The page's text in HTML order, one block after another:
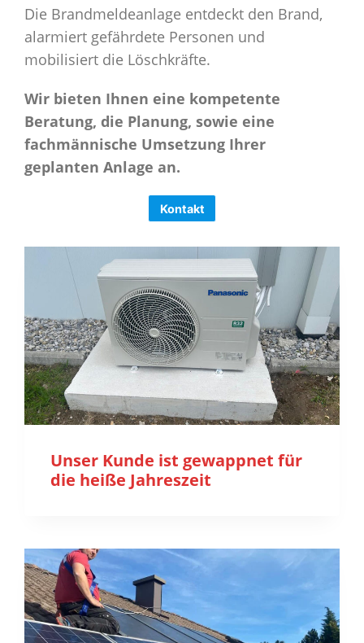
Die Brandmeldeanlage entdeckt den Brand,
alarmiert gefährdete Personen und
mobilisiert die Löschkräfte.
Wir bieten Ihnen eine kompetente
Beratung, die Planung, sowie eine
fachmännische Umsetzung Ihrer
geplanten Anlage an.
Kontakt
Unser Kunde ist gewappnet für
die heiße Jahreszeit